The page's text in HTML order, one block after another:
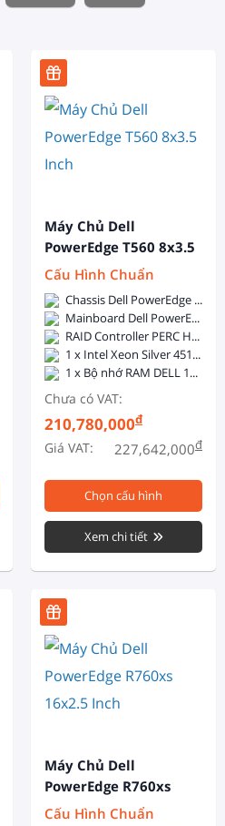
Máy Chủ Dell
PowerEdge T560 8x3.5
Inch
Cấu Hình Chuẩn
Chassis Dell PowerEdge T560 8x3.5inch - 1 x 1400W Hot Plug PSU
Mainboard Dell PowerEdge T560
RAID Controller PERC H755
1 x Intel Xeon Silver 4510 (12C/24T, 2.4GHz, 30MB Cache, 150W, DDR5-4400)
1 x Bộ nhớ RAM DELL 16GB DDR5 5600MHz ECC Registered DIMM
Chưa có VAT:
210,780,000đ
Giá VAT: 227,642,000đ
Chọn cấu hình
Xem chi tiết
Máy Chủ Dell
PowerEdge R760xs
16x2.5 Inch
Cấu Hình Chuẩn